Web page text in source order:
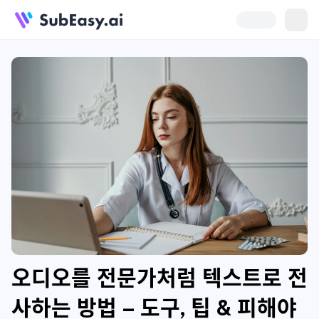
오디오를 전문가처럼 텍스트로 전
사하는 방법 – 도구, 팁 & 피해야